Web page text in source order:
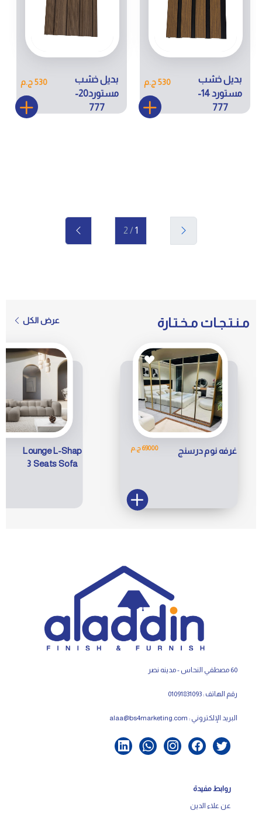
بديل خشب
مستورد 14-
777
530 ج.م
بديل خشب
مستورد20-
777
530 ج.م
1
/ 2
مـنـتـجـات مـخـتـارة عرض الكل
غرفه نوم درسنج 69000 ج.م
Lounge L-Shap
3 Seats Sofa
60 مصطفي النحاس - مدينه نصر
رقم الهاتف : 01091831093
البريد الإلكتروني : alaa@bs4marketing.com
روابط مفيدة
عن علاء الدين